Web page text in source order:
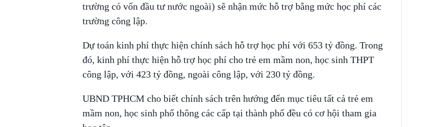
trường có vốn đầu tư nước ngoài) sẽ nhận mức hỗ trợ bằng mức học phí các
trường công lập.
Dự toán kinh phí thực hiện chính sách hỗ trợ học phí với 653 tỷ đồng. Trong
đó, kinh phí thực hiện hỗ trợ học phí cho trẻ em mầm non, học sinh THPT
công lập, với 423 tỷ đồng, ngoài công lập, với 230 tỷ đồng.
UBND TPHCM cho biết chính sách trên hướng đến mục tiêu tất cả trẻ em
mầm non, học sinh phổ thông các cấp tại thành phố đều có cơ hội tham gia